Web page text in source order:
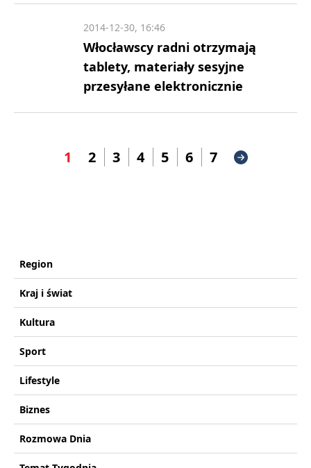
Włocławscy radni otrzymają
tablety, materiały sesyjne
przesyłane elektronicznie
2014-12-30, 16:46
1 2 3 4 5 6 7
Region
Kraj i świat
Kultura
Sport
Lifestyle
Biznes
Rozmowa Dnia